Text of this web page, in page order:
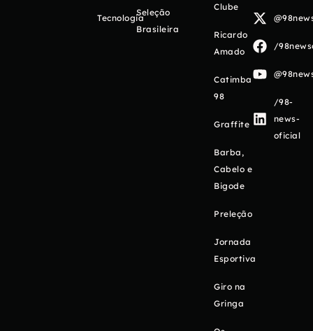
Tecnologia
Seleção
Brasileira
Clube
Ricardo
Amado
Catimba
98
Graffite
Barba,
Cabelo e
Bigode
Preleção
Jornada
Esportiva
Giro na
Gringa
/
/98-
news-
oficial